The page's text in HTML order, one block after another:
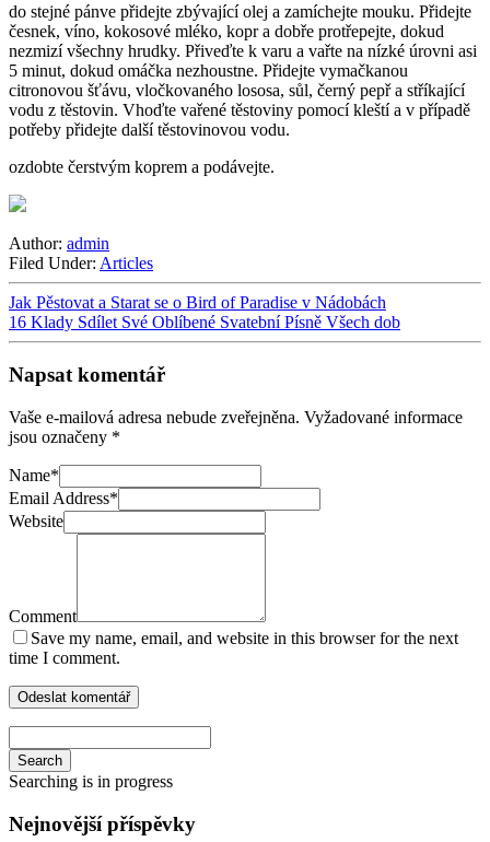
do stejné pánve přidejte zbývající olej a zamíchejte mouku. Přidejte
česnek, víno, kokosové mléko, kopr a dobře protřepejte, dokud
nezmizí všechny hrudky. Přiveďte k varu a vařte na nízké úrovni asi
5 minut, dokud omáčka nezhoustne. Přidejte vymačkanou
citronovou šťávu, vločkovaného lososa, sůl, černý pepř a stříkající
vodu z těstovin. Vhoďte vařené těstoviny pomocí kleští a v případě
potřeby přidejte další těstovinovou vodu.
ozdobte čerstvým koprem a podávejte.
Author: admin
Filed Under: Articles
Jak Pěstovat a Starat se o Bird of Paradise v Nádobách
16 Klady Sdílet Své Oblíbené Svatební Písně Všech dob
Napsat komentář
Vaše e-mailová adresa nebude zveřejněna. Vyžadované informace
jsou označeny *
Name*
Email Address*
Website
Comment
Save my name, email, and website in this browser for the next
time I comment.
Search
Searching is in progress
Nejnovější příspěvky